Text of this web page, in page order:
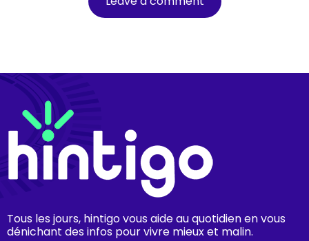
Tous les jours, hintigo vous aide au quotidien en vous
dénichant des infos pour vivre mieux et malin.